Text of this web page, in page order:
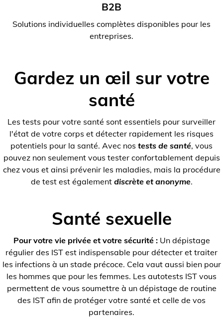
B2B
Solutions individuelles complètes disponibles pour les
entreprises.
Gardez un œil sur votre
santé
Les tests pour votre santé sont essentiels pour surveiller
l'état de votre corps et détecter rapidement les risques
potentiels pour la santé. Avec nos tests de santé, vous
pouvez non seulement vous tester confortablement depuis
chez vous et ainsi prévenir les maladies, mais la procédure
de test est également discrète et anonyme.
Santé sexuelle
Pour votre vie privée et votre sécurité :Un dépistage
régulier des IST est indispensable pour détecter et traiter
les infections à un stade précoce. Cela vaut aussi bien pour
les hommes que pour les femmes. Les autotests IST vous
permettent de vous soumettre à un dépistage de routine
des IST afin de protéger votre santé et celle de vos
partenaires.